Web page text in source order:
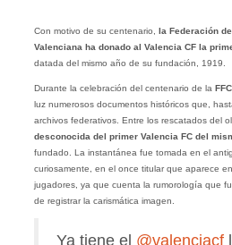
Con motivo de su centenario, la Federación
Valenciana ha donado al Valencia CF la
datada del mismo año de su fundación, 1919.
Durante la celebración del centenario de la
luz numerosos documentos históricos que,
archivos federativos. Entre los rescatados del
desconocida del primer Valencia FC del
fundado. La instantánea fue tomada en el
curiosamente, en el once titular que aparece
jugadores, ya que cuenta la rumorología que
de registrar la carismática imagen.
Ya tiene el @valenciacf